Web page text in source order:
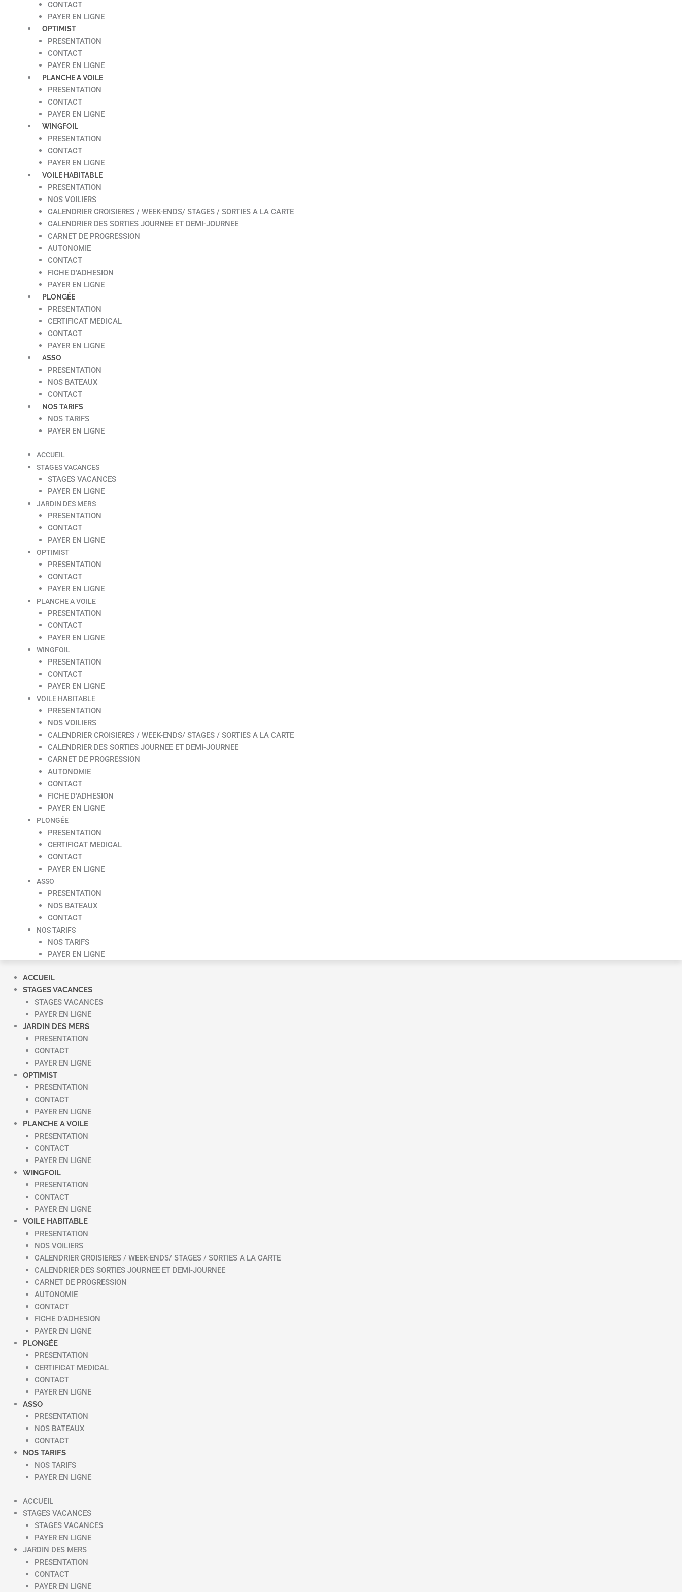
CONTACT
PAYER EN LIGNE
OPTIMIST
PRESENTATION
CONTACT
PAYER EN LIGNE
PLANCHE A VOILE
PRESENTATION
CONTACT
PAYER EN LIGNE
WINGFOIL
PRESENTATION
CONTACT
PAYER EN LIGNE
VOILE HABITABLE
PRESENTATION
NOS VOILIERS
CALENDRIER CROISIERES / WEEK-ENDS/ STAGES / SORTIES A LA CARTE
CALENDRIER DES SORTIES JOURNEE ET DEMI-JOURNEE
CARNET DE PROGRESSION
AUTONOMIE
CONTACT
FICHE D’ADHESION
PAYER EN LIGNE
PLONGÉE
PRESENTATION
CERTIFICAT MEDICAL
CONTACT
PAYER EN LIGNE
ASSO
PRESENTATION
NOS BATEAUX
CONTACT
NOS TARIFS
NOS TARIFS
PAYER EN LIGNE
ACCUEIL
STAGES VACANCES
STAGES VACANCES
PAYER EN LIGNE
JARDIN DES MERS
PRESENTATION
CONTACT
PAYER EN LIGNE
OPTIMIST
PRESENTATION
CONTACT
PAYER EN LIGNE
PLANCHE A VOILE
PRESENTATION
CONTACT
PAYER EN LIGNE
WINGFOIL
PRESENTATION
CONTACT
PAYER EN LIGNE
VOILE HABITABLE
PRESENTATION
NOS VOILIERS
CALENDRIER CROISIERES / WEEK-ENDS/ STAGES / SORTIES A LA CARTE
CALENDRIER DES SORTIES JOURNEE ET DEMI-JOURNEE
CARNET DE PROGRESSION
AUTONOMIE
CONTACT
FICHE D’ADHESION
PAYER EN LIGNE
PLONGÉE
PRESENTATION
CERTIFICAT MEDICAL
CONTACT
PAYER EN LIGNE
ASSO
PRESENTATION
NOS BATEAUX
CONTACT
NOS TARIFS
NOS TARIFS
PAYER EN LIGNE
ACCUEIL
STAGES VACANCES
STAGES VACANCES
PAYER EN LIGNE
JARDIN DES MERS
PRESENTATION
CONTACT
PAYER EN LIGNE
OPTIMIST
PRESENTATION
CONTACT
PAYER EN LIGNE
PLANCHE A VOILE
PRESENTATION
CONTACT
PAYER EN LIGNE
WINGFOIL
PRESENTATION
CONTACT
PAYER EN LIGNE
VOILE HABITABLE
PRESENTATION
NOS VOILIERS
CALENDRIER CROISIERES / WEEK-ENDS/ STAGES / SORTIES A LA CARTE
CALENDRIER DES SORTIES JOURNEE ET DEMI-JOURNEE
CARNET DE PROGRESSION
AUTONOMIE
CONTACT
FICHE D’ADHESION
PAYER EN LIGNE
PLONGÉE
PRESENTATION
CERTIFICAT MEDICAL
CONTACT
PAYER EN LIGNE
ASSO
PRESENTATION
NOS BATEAUX
CONTACT
NOS TARIFS
NOS TARIFS
PAYER EN LIGNE
ACCUEIL
STAGES VACANCES
STAGES VACANCES
PAYER EN LIGNE
JARDIN DES MERS
PRESENTATION
CONTACT
PAYER EN LIGNE